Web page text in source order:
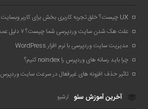
UX چیست؟ خلق تجربه کاربری بخش برای کاربر وبسایت شما
علت هک شدن سایت وردپرسی شما چیست؟ ۷ دلیل عمده
مدیریت سایت وردپرسی با نرم افزار WordPress
چرا باید رسانه های وردپرس را noindex کنیم؟
تاثیر حذف افزونه های غیرفعال در سرعت سایت وردپرس
آخرین آموزش سئو آرشیو